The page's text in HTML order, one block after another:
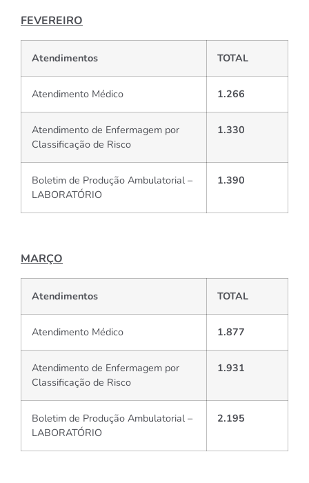
FEVEREIRO
Atendimentos TOTAL
Atendimento Médico 1.266
Atendimento de Enfermagem por
Classificação de Risco
1.330
Boletim de Produção Ambulatorial –
LABORATÓRIO
1.390
MARÇO
Atendimentos TOTAL
Atendimento Médico 1.877
Atendimento de Enfermagem por
Classificação de Risco
1.931
Boletim de Produção Ambulatorial –
LABORATÓRIO
2.195